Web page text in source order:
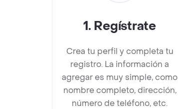
1. Regístrate
Crea tu perfil y completa tu
registro. La información a
agregar es muy simple, como
nombre completo, dirección,
número de teléfono, etc.